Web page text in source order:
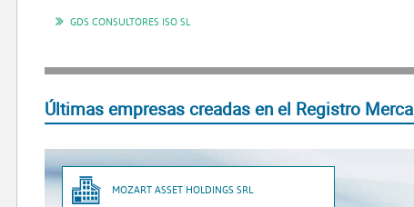
GDS CONSULTORES ISO SL
Últimas empresas creadas en el Registro
MOZART ASSET HOLDINGS SRL